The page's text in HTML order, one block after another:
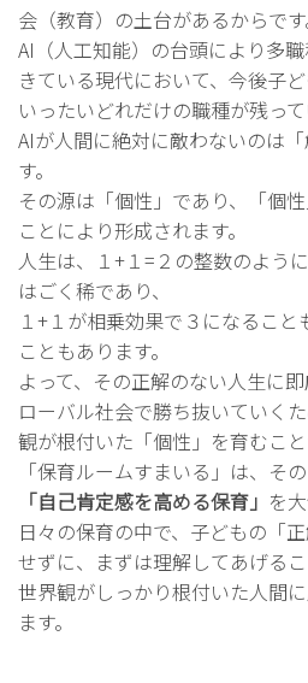
会（教育）の土台があるからです
AI（人工知能）の台頭により多
きている現代において、今後子
いったいどれだけの職種が残っ
AIが人間に絶対に敵わないのは
す。
その源は「個性」であり、「個
ことにより形成されます。
人生は、１+１=２の整数のよう
はごく稀であり、
１+１が相乗効果で３になるこ
こともあります。
よって、その正解のない人生に
ローバル社会で勝ち抜いていく
観が根付いた「個性」を育むこと
「保育ルームすまいる」は、そ
「自己肯定感を高める保育」 を
日々の保育の中で、子どもの「
せずに、まずは理解してあげる
世界観がしっかり根付いた人間
ます。